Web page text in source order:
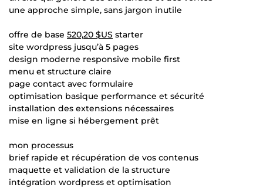
une approche simple, sans jargon inutile
offre de base 520,20 $US starter
site wordpress jusqu’à 5 pages
design moderne responsive mobile first
menu et structure claire
page contact avec formulaire
optimisation basique performance et sécurité
installation des extensions nécessaires
mise en ligne si hébergement prêt
mon processus
brief rapide et récupération de vos contenus
maquette et validation de la structure
intégration wordpress et optimisation